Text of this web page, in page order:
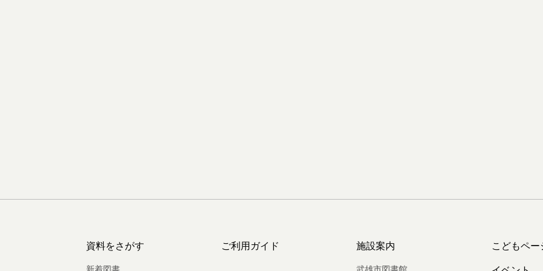
資料をさがす
新着図書
ご利用ガイド 施設案内
武雄市図書館
こどもペー